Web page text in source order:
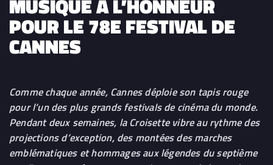
MUSIQUE À L’HONNEUR
POUR LE 78E FESTIVAL DE
CANNES
Comme chaque année, Cannes déploie son tapis rouge
pour l’un des plus grands festivals de cinéma du monde.
Pendant deux semaines, la Croisette vibre au rythme des
projections d’exception, des montées des marches
emblématiques et hommages aux légendes du septième